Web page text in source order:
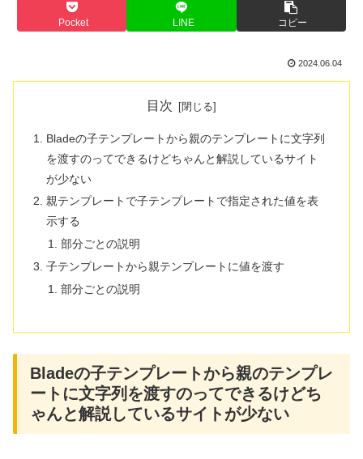
Pocket LINE コピー
2024.06.04
目次
Bladeの子テンプレートから親のテンプレートに文字列
を渡すのってできるけどちゃんと解説しているサイト
が少ない
親テンプレートで子テンプレートで指定された値を表
示する
部分ごとの説明
子テンプレートから親テンプレートに値を渡す
部分ごとの説明
Bladeの子テンプレートから親のテンプレ
ートに文字列を渡すのってできるけどち
ゃんと解説しているサイトが少ない